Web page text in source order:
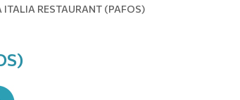
ITALIA RESTAURANT (PAFOS)